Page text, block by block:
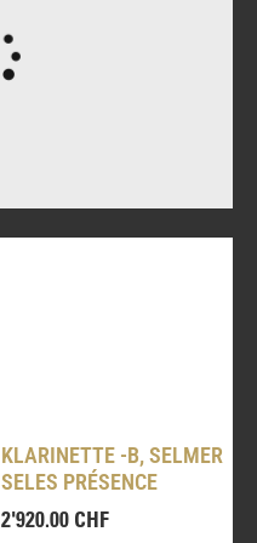
KLARINETTE -B, SELMER
SELES PRÉSENCE
2'920.00 CHF